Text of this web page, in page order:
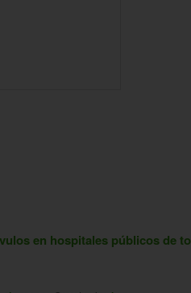
en hospitales públicos de